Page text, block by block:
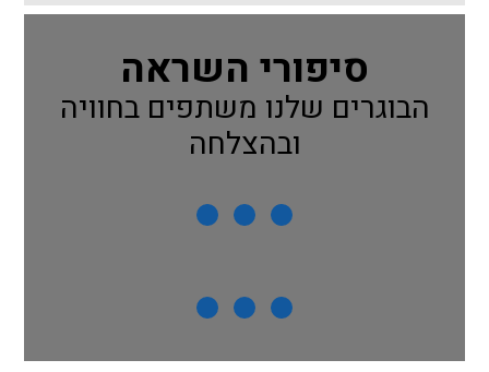
סיפורי השראה
הבוגרים שלנו משתפים בחוויה
ובהצלחה